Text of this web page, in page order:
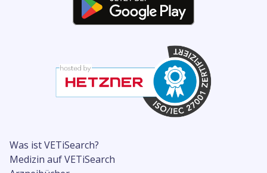
Was ist VETiSearch?
Medizin auf VETiSearch